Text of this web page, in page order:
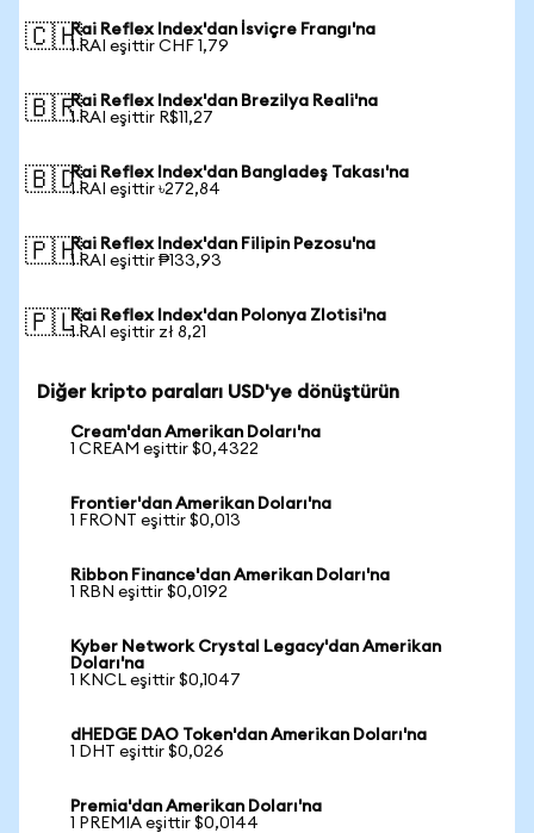
🇨🇭Rai Reflex Index'dan İsviçre Frangı'na
1 RAI eşittir CHF 1,79
🇧🇷Rai Reflex Index'dan Brezilya Reali'na
1 RAI eşittir R$11,27
🇧🇩Rai Reflex Index'dan Bangladeş Takası'na
1 RAI eşittir ৳272,84
🇵🇭Rai Reflex Index'dan Filipin Pezosu'na
1 RAI eşittir ₱133,93
🇵🇱Rai Reflex Index'dan Polonya Zlotisi'na
1 RAI eşittir zł 8,21
Diğer kripto paraları USD'ye dönüştürün
Cream'dan Amerikan Doları'na
1 CREAM eşittir $0,4322
Frontier'dan Amerikan Doları'na
1 FRONT eşittir $0,013
Ribbon Finance'dan Amerikan Doları'na
1 RBN eşittir $0,0192
Kyber Network Crystal Legacy'dan Amerikan
Doları'na
1 KNCL eşittir $0,1047
dHEDGE DAO Token'dan Amerikan Doları'na
1 DHT eşittir $0,026
Premia'dan Amerikan Doları'na
1 PREMIA eşittir $0,0144